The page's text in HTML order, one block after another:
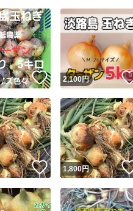
Yahoo!フリマが定め
安心取引出品者
安心取引出品者
取引実績
取引実績◯+
商品画像の無
コピーは1商
いいね！
2,100円
いいね！
1,800円